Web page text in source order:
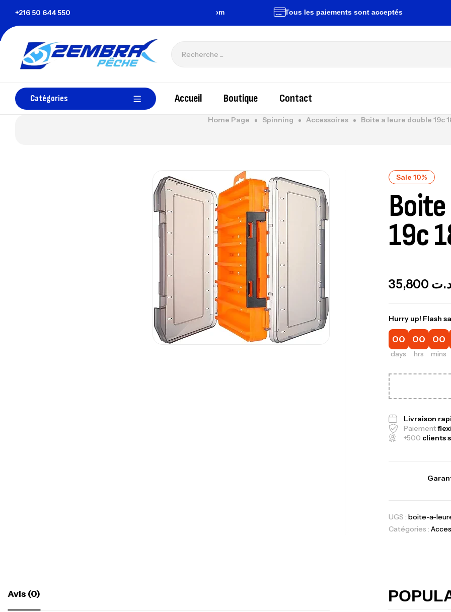
+216 50 644 550
Tunisie Tous les paiements sont acceptés
Catégories Accueil Boutique Contact
Home Page Spinning Accessoires Boite a leure double 19c
Sale 10%
19c
35,800
Hurry up! Flash
00
days
00
hrs
00
mins
Livraison
Paiement
+500 clients
UGS : boite-a-
Catégories :
Avis (0)
Canne
1.83m 120/
Foureau Kalli
Accastillage